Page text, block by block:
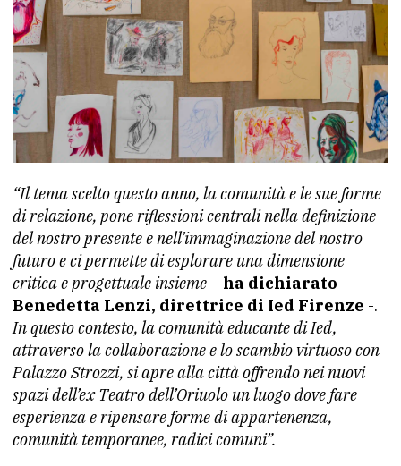
“Il tema scelto questo anno, la comunità e le sue forme
di relazione, pone riflessioni centrali nella definizione
del nostro presente e nell’immaginazione del nostro
futuro e ci permette di esplorare una dimensione
critica e progettuale insieme – ha dichiarato
Benedetta Lenzi, direttrice di Ied Firenze -.
In questo contesto, la comunità educante di Ied,
attraverso la collaborazione e lo scambio virtuoso con
Palazzo Strozzi, si apre alla città offrendo nei nuovi
spazi dell’ex Teatro dell’Oriuolo un luogo dove fare
esperienza e ripensare forme di appartenenza,
comunità temporanee, radici comuni”.